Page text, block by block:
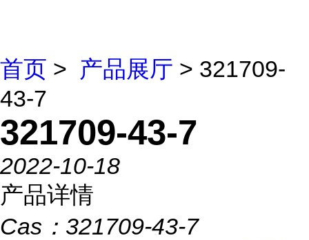
首页 > 产品展厅 > 321709-
43-7
321709-43-7
2022-10-18
产品详情
Cas： 321709-43-7